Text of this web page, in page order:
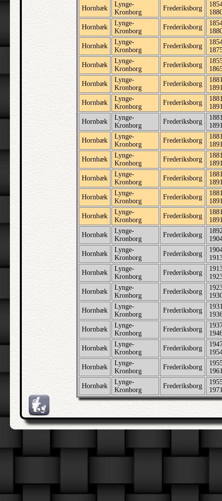
Hornbæk
Lynge-
Kronborg
Frederiksborg
Hornbæk
Lynge-
Kronborg
Frederiksborg
Hornbæk
Lynge-
Kronborg
Frederiksborg
Hornbæk
Lynge-
Kronborg
Frederiksborg
Hornbæk
Lynge-
Kronborg
Frederiksborg
Hornbæk
Lynge-
Kronborg
Frederiksborg
Hornbæk
Lynge-
Kronborg
Frederiksborg
Hornbæk
Lynge-
Kronborg
Frederiksborg
Hornbæk
Lynge-
Kronborg
Frederiksborg
Hornbæk
Lynge-
Kronborg
Frederiksborg
Hornbæk
Lynge-
Kronborg
Frederiksborg
Hornbæk
Lynge-
Kronborg
Frederiksborg
Hornbæk
Lynge-
Kronborg
Frederiksborg
Hornbæk
Lynge-
Kronborg
Frederiksborg
Hornbæk
Lynge-
Kronborg
Frederiksborg
Hornbæk
Lynge-
Kronborg
Frederiksborg
Hornbæk
Lynge-
Kronborg
Frederiksborg
Hornbæk
Lynge-
Kronborg
Frederiksborg
Hornbæk
Lynge-
Kronborg
Frederiksborg
Hornbæk
Lynge-
Kronborg
Frederiksborg
Hornbæk
Lynge-
Kronborg
Frederiksborg